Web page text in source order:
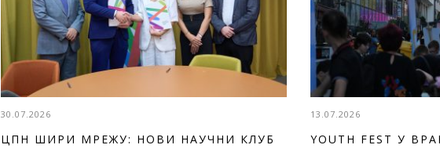
30.07.2026
ЦПН ШИРИ МРЕЖУ: НОВИ НАУЧНИ КЛУБ
13.07.2026
YOUTH FEST У